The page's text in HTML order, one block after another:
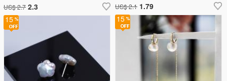
US$ 2.1 1.79
US$ 2.7 2.3
15
15